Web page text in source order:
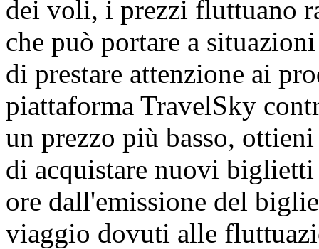
dei voli, i prezzi fluttuano
che può portare a
di prestare attenzione ai
piattaforma TravelSky
un prezzo più basso,
di acquistare nuovi biglietti
ore dall'emissione del
viaggio dovuti alle